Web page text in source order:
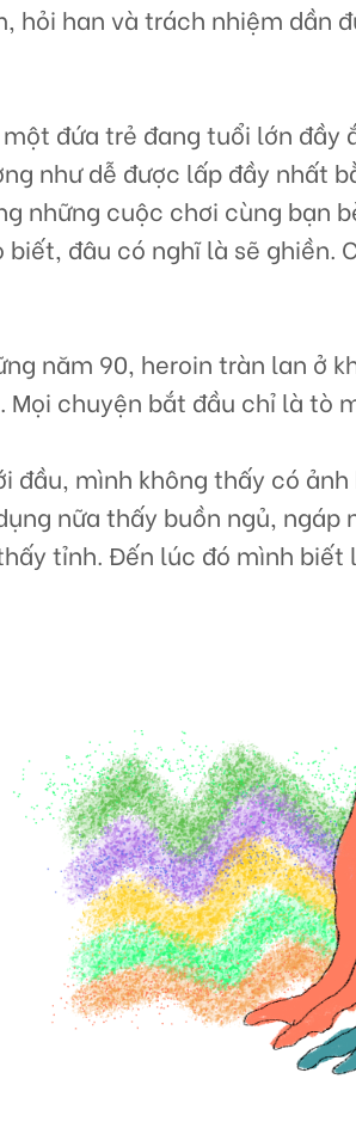
hỏi han và trách nhiệm dần
đứa trẻ đang tuổi lớn đầy
như dễ được lấp đầy nhất
những cuộc chơi cùng bạn
biết, đâu có nghĩ là sẽ ghiền.
năm 90, heroin tràn lan ở
Mọi chuyện bắt đầu chỉ là tò
đầu, mình không thấy có
nữa thấy buồn ngủ, ngáp
tỉnh. Đến lúc đó mình biết